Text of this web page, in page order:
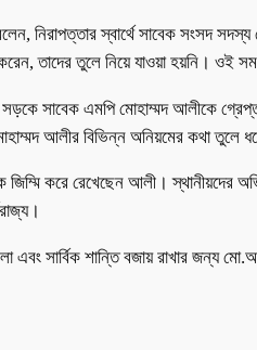
নিরাপত্তার স্বার্থে সাবেক সংসদ
তাদের তুলে নিয়ে যাওয়া হয়নি। ওই
সাবেক এমপি মোহাম্মদ আলীকে
আলীর বিভিন্ন অনিয়মের কথা তুলে
করে রেখেছেন আলী। স্থানীয়দের
সার্বিক শান্তি বজায় রাখার জন্য